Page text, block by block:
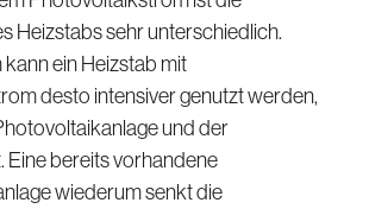
Heizstabs sehr unterschiedlich.
ein Heizstab mit
desto intensiver genutzt werden,
und der
Eine bereits vorhandene
wiederum senkt die